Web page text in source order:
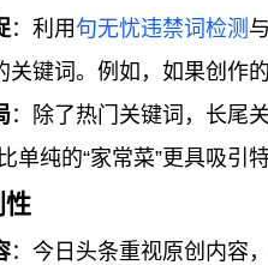
：利用句无忧违禁词检测
关键词。例如，如果创作
：除了热门关键词，长尾
单纯的“家常菜”更具吸引
性
：今日头条重视原创内容